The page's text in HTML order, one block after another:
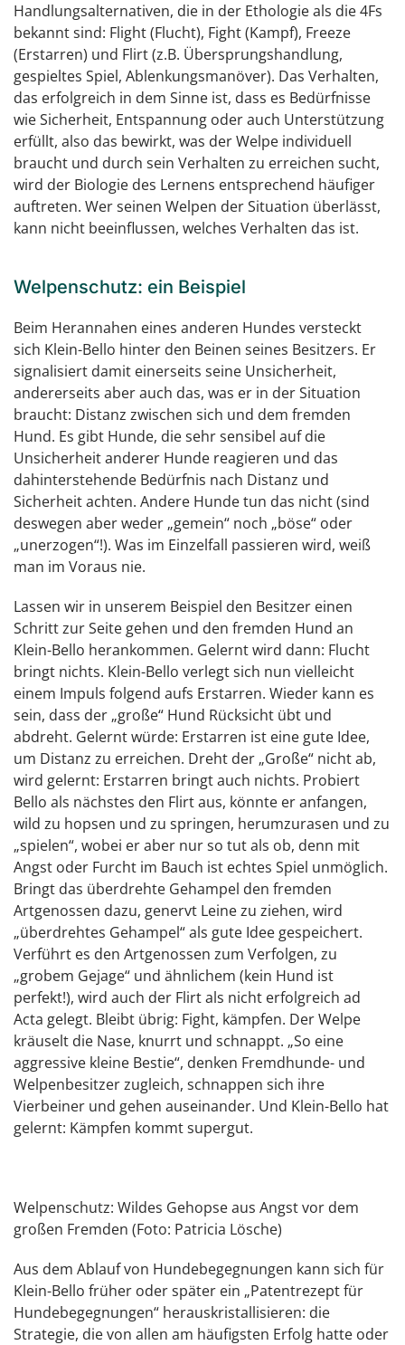
Handlungsalternativen, die in der Ethologie als die 4Fs
bekannt sind: Flight (Flucht), Fight (Kampf), Freeze
(Erstarren) und Flirt (z.B. Übersprungshandlung,
gespieltes Spiel, Ablenkungsmanöver). Das Verhalten,
das erfolgreich in dem Sinne ist, dass es Bedürfnisse
wie Sicherheit, Entspannung oder auch Unterstützung
erfüllt, also das bewirkt, was der Welpe individuell
braucht und durch sein Verhalten zu erreichen sucht,
wird der Biologie des Lernens entsprechend häufiger
auftreten. Wer seinen Welpen der Situation überlässt,
kann nicht beeinflussen, welches Verhalten das ist.
Welpenschutz: ein Beispiel
Beim Herannahen eines anderen Hundes versteckt
sich Klein-Bello hinter den Beinen seines Besitzers. Er
signalisiert damit einerseits seine Unsicherheit,
andererseits aber auch das, was er in der Situation
braucht: Distanz zwischen sich und dem fremden
Hund. Es gibt Hunde, die sehr sensibel auf die
Unsicherheit anderer Hunde reagieren und das
dahinterstehende Bedürfnis nach Distanz und
Sicherheit achten. Andere Hunde tun das nicht (sind
deswegen aber weder „gemein“ noch „böse“ oder
„unerzogen“!). Was im Einzelfall passieren wird, weiß
man im Voraus nie.
Lassen wir in unserem Beispiel den Besitzer einen
Schritt zur Seite gehen und den fremden Hund an
Klein-Bello herankommen. Gelernt wird dann: Flucht
bringt nichts. Klein-Bello verlegt sich nun vielleicht
einem Impuls folgend aufs Erstarren. Wieder kann es
sein, dass der „große“ Hund Rücksicht übt und
abdreht. Gelernt würde: Erstarren ist eine gute Idee,
um Distanz zu erreichen. Dreht der „Große“ nicht ab,
wird gelernt: Erstarren bringt auch nichts. Probiert
Bello als nächstes den Flirt aus, könnte er anfangen,
wild zu hopsen und zu springen, herumzurasen und zu
„spielen“, wobei er aber nur so tut als ob, denn mit
Angst oder Furcht im Bauch ist echtes Spiel unmöglich.
Bringt das überdrehte Gehampel den fremden
Artgenossen dazu, genervt Leine zu ziehen, wird
„überdrehtes Gehampel“ als gute Idee gespeichert.
Verführt es den Artgenossen zum Verfolgen, zu
„grobem Gejage“ und ähnlichem (kein Hund ist
perfekt!), wird auch der Flirt als nicht erfolgreich ad
Acta gelegt. Bleibt übrig: Fight, kämpfen. Der Welpe
kräuselt die Nase, knurrt und schnappt. „So eine
aggressive kleine Bestie“, denken Fremdhunde- und
Welpenbesitzer zugleich, schnappen sich ihre
Vierbeiner und gehen auseinander. Und Klein-Bello hat
gelernt: Kämpfen kommt supergut.
Welpenschutz: Wildes Gehopse aus Angst vor dem
großen Fremden (Foto: Patricia Lösche)
Aus dem Ablauf von Hundebegegnungen kann sich für
Klein-Bello früher oder später ein „Patentrezept für
Hundebegegnungen“ herauskristallisieren: die
Strategie, die von allen am häufigsten Erfolg hatte oder